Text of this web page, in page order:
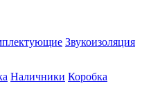
Звукоизоляция
Наличники Коробка